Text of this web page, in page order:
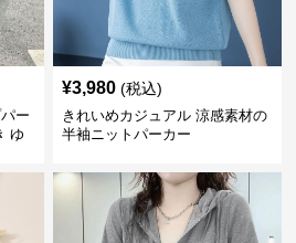
ー
ゆ
¥3,980 (税込)
きれいめカジュアル 涼感素材の
半袖ニットパーカー